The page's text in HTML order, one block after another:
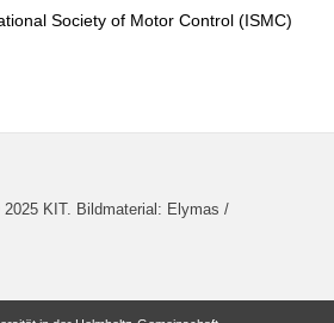
Society of Motor Control (ISMC)
KIT. Bildmaterial: Elymas /